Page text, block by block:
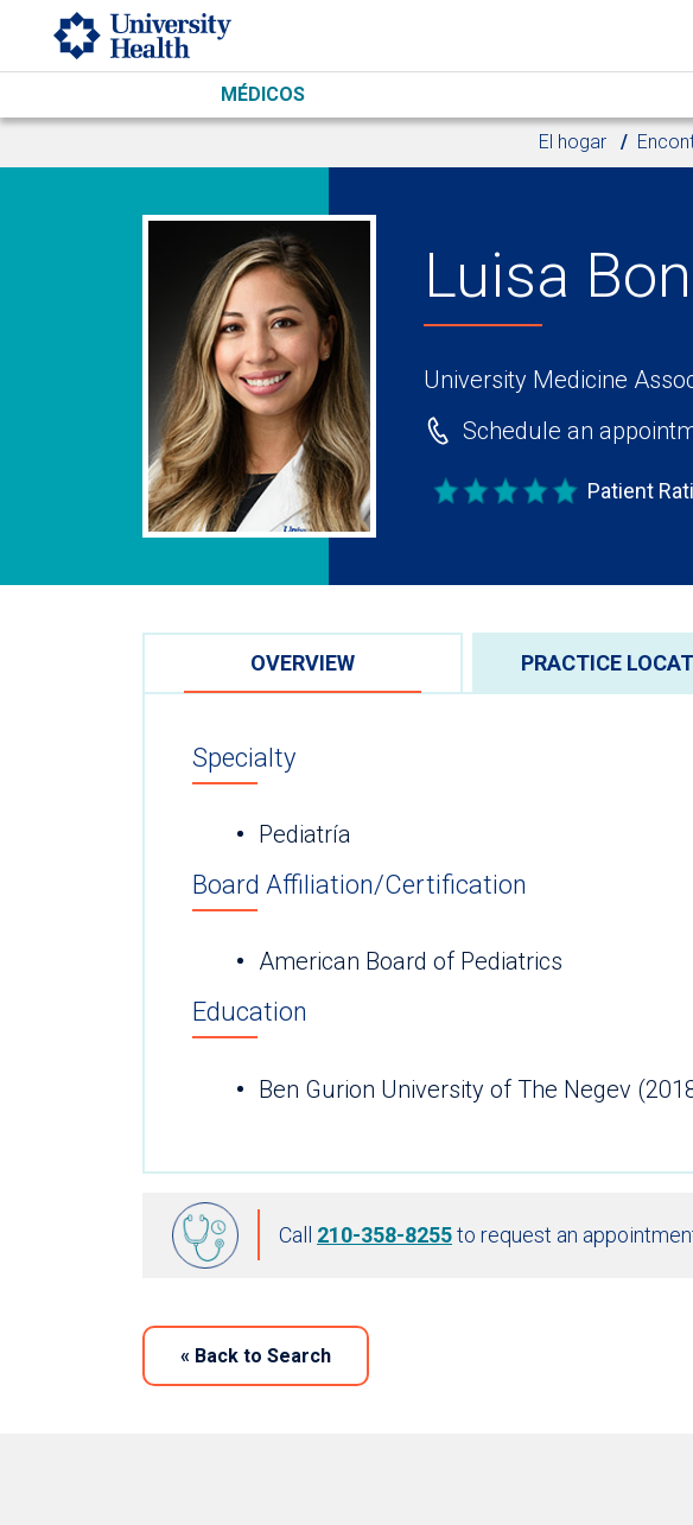
Skip to main content
MÉDICOS
El hogar
Luisa
University Medicine
Schedule an
Patient
OVERVIEW PRACTICE
Specialty
Pediatría
Board Affiliation/Certification
American Board of Pediatrics
Education
Ben Gurion University of The Negev
Call 210-358-8255to request an
« Back to Search